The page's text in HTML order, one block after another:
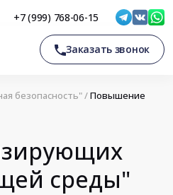
+7 (999) 768-06-15
Заказать звонок
безопасность"/Повышение
среды"